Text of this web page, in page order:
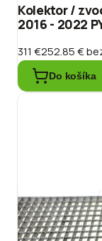
Kolektor /
2016 - 2022
311 €252.85 €
Do košíka